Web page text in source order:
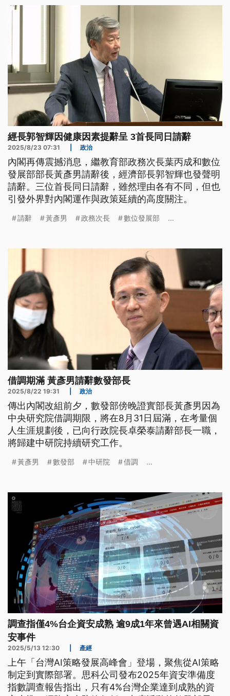
經長郭智輝因健康因素提辭呈 3首長同日請辭
2025/8/23 07:31 政治
內閣再傳震撼消息，繼教育部政務次長葉丙成和數位
發展部部長黃彥男請辭後，經濟部長郭智輝也發聲明
請辭。三位首長同日請辭，雖然理由各有不同，但也
引發外界對內閣運作與政策延續的高度關注。
請辭 黃彥男 政務次長 數位發展部 ...
借調期滿 黃彥男請辭數發部長
2025/8/22 19:31 政治
傳出內閣改組前夕，數發部傍晚證實部長黃彥男因為
中央研究院借調期限，將在8月31日屆滿，在考量個
人生涯規劃後，已向行政院長卓榮泰請辭部長一職，
將歸建中研院持續研究工作。
黃彥男 數發部 中研院 借調 ...
調查指僅4%台企資安成熟 逾9成1年來曾遇AI相關資
安事件
2025/5/13 12:30 產經
上午「台灣AI策略發展高峰會」登場，聚焦從AI策略
制定到實際部署。思科公司發布2025年資安準備度
指數調查報告指出，只有4%台灣企業達到成熟的資